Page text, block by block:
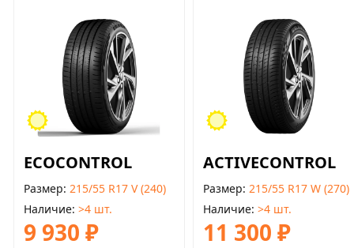
ECOCONTROL
Размер 215/55 R17 V (240)
Наличие >4 шт.
9 930 ₽
ACTIVECONTROL
Размер 215/55 R17 W (270)
Наличие >4 шт.
11 300 ₽